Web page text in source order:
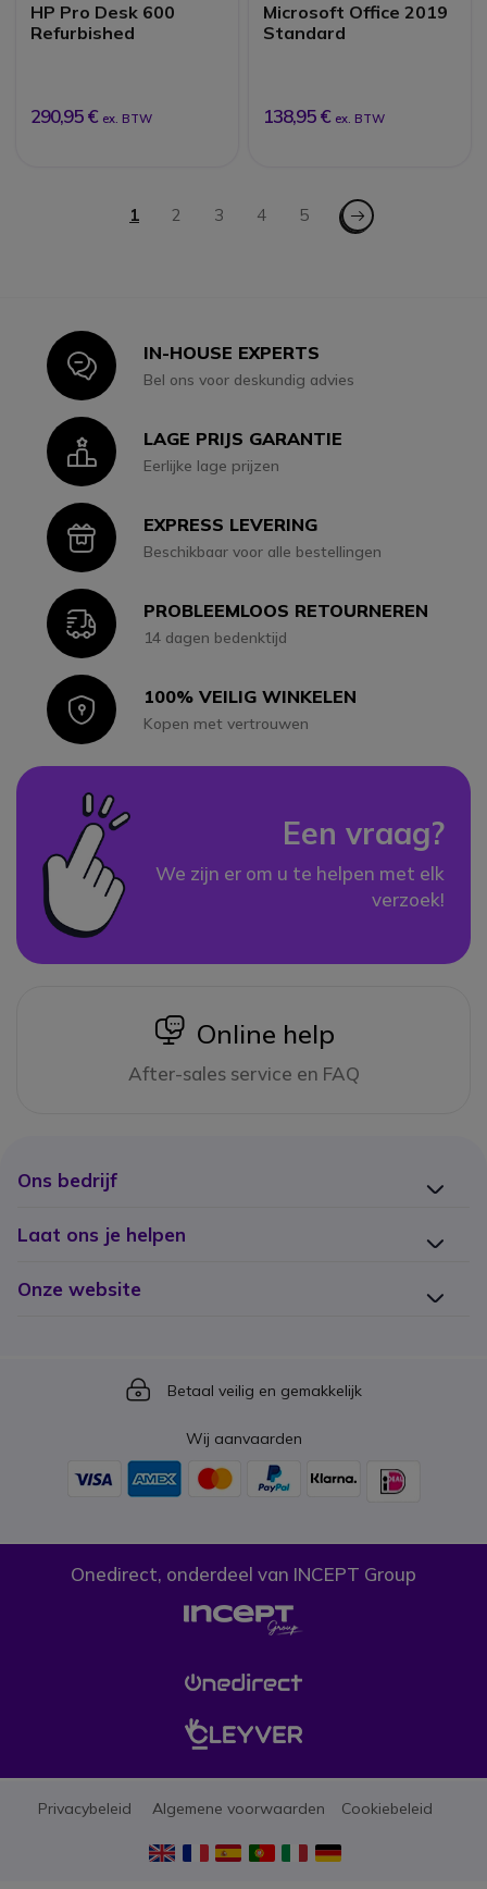
HP Pro Desk 600
Refurbished
290,95 € ex. BTW
Microsoft Office 2019
Standard
138,95 € ex. BTW
Pagina
U lees momenteel pagina
1 Pagina
2 Pagina
3 Pagina
4 Pagina
5 Pagina - Volgende
IconIN-HOUSE EXPERTS
Bel ons voor deskundig advies
IconLAGE PRIJS GARANTIE
Eerlijke lage prijzen
IconEXPRESS LEVERING
Beschikbaar voor alle bestellingen
IconPROBLEEMLOOS RETOURNEREN
14 dagen bedenktijd
Icon100% VEILIG WINKELEN
Kopen met vertrouwen
Een vraag?
We zijn er om u te helpen met elk
verzoek!
icon
Online help
After-sales service en FAQ
Ons bedrijf
Laat ons je helpen
Onze website
Icon
Betaal veilig en gemakkelijk
Wij aanvaarden
Onedirect, onderdeel van INCEPT Group
Privacybeleid Algemene voorwaarden Cookiebeleid